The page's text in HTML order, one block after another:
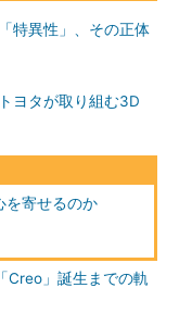
特異性」、その正体
ヨタが取り組む3D
を寄せるのか
Creo」誕生までの軌